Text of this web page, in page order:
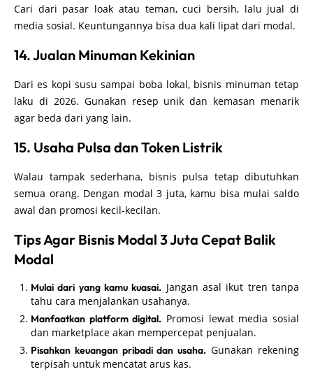
Cari dari pasar loak atau teman, cuci bersih, lalu jual di
media sosial. Keuntungannya bisa dua kali lipat dari modal.
14. Jualan Minuman Kekinian
Dari es kopi susu sampai boba lokal, bisnis minuman tetap
laku di 2026. Gunakan resep unik dan kemasan menarik
agar beda dari yang lain.
15. Usaha Pulsa dan Token Listrik
Walau tampak sederhana, bisnis pulsa tetap dibutuhkan
semua orang. Dengan modal 3 juta, kamu bisa mulai saldo
awal dan promosi kecil-kecilan.
Tips Agar Bisnis Modal 3 Juta Cepat Balik
Modal
Mulai dari yang kamu kuasai. Jangan asal ikut tren tanpa
tahu cara menjalankan usahanya.
Manfaatkan platform digital. Promosi lewat media sosial
dan marketplace akan mempercepat penjualan.
Pisahkan keuangan pribadi dan usaha. Gunakan rekening
terpisah untuk mencatat arus kas.